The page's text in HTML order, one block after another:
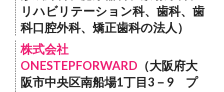
リハビリテーション科、歯科、歯
科口腔外科、矯正歯科の法人）
株式会社
ONESTEPFORWARD （大阪府大
阪市中央区南船場1丁目3－9 プ